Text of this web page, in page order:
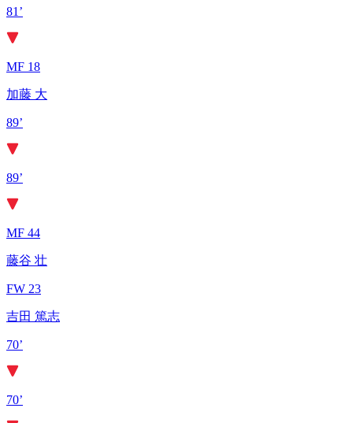
81’
MF 18
加藤 大
89’
89’
MF 44
藤谷 壮
FW 23
吉田 篤志
70’
70’